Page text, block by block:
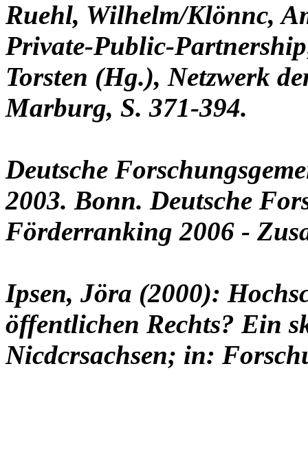
Ruehl, Wilhelm/Klönnc,
Private-Public-
Torsten (Hg.), Netzwerk
Marburg, S. 371-394.
Deutsche
2003. Bonn. Deutsche
Förderranking 2006 -
Ipsen, Jöra (2000):
öffentlichen Rechts? Ein
Nicdcrsachsen; in: